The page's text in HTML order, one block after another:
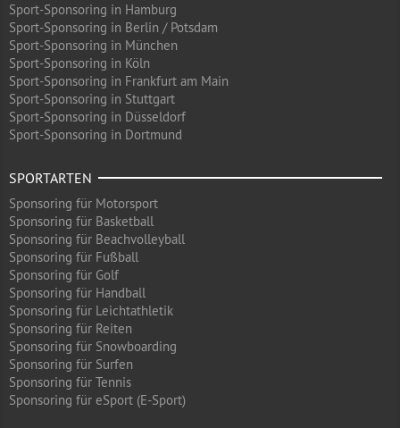
Sport-Sponsoring in Hamburg
Sport-Sponsoring in Berlin / Potsdam
Sport-Sponsoring in München
Sport-Sponsoring in Köln
Sport-Sponsoring in Frankfurt am Main
Sport-Sponsoring in Stuttgart
Sport-Sponsoring in Düsseldorf
Sport-Sponsoring in Dortmund
SPORTARTEN
Sponsoring für Motorsport
Sponsoring für Basketball
Sponsoring für Beachvolleyball
Sponsoring für Fußball
Sponsoring für Golf
Sponsoring für Handball
Sponsoring für Leichtathletik
Sponsoring für Reiten
Sponsoring für Snowboarding
Sponsoring für Surfen
Sponsoring für Tennis
Sponsoring für eSport (E-Sport)